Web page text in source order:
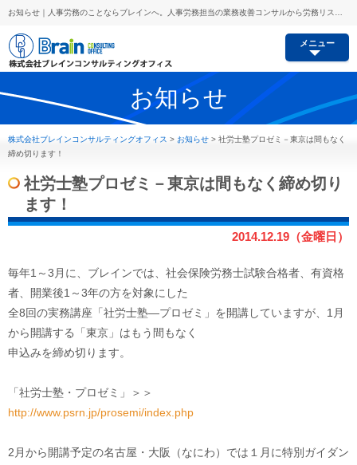
メニュー
お知らせ
株式会社ブレインコンサルティングオフィス > お知らせ > 社労士塾プロゼミ－東京は間もなく
締め切ります！
社労士塾プロゼミ－東京は間もなく締め切り
ます！
2014.12.19（金曜日）
毎年1～3月に、ブレインでは、社会保険労務士試験合格者、有資格
者、開業後1～3年の方を対象にした
全8回の実務講座「社労士塾―プロゼミ」を開講していますが、1月
から開講する「東京」はもう間もなく
申込みを締め切ります。
「社労士塾・プロゼミ」＞＞
http://www.psrn.jp/prosemi/index.php
2月から開講予定の名古屋・大阪（なにわ）では１月に特別ガイダン